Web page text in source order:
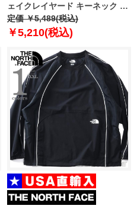
ェイクレイヤード キーネック 長
袖 Tシャツ 春夏新作 66-13129-2
【fre】
定価 ￥5,489(税込)
￥5,210(税込)